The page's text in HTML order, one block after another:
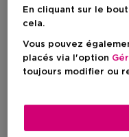
30 ML
30 ML
Prix
43,35 €
51,00 €
Prix
43,35 €
Prix de vente
En cliquant sur le
cela.
Vous pouvez
placés via l'option
toujours modifier ou